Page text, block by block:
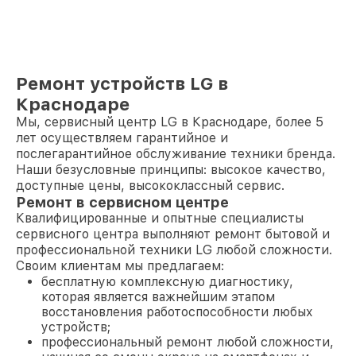
Ремонт устройств LG в
Краснодаре
Мы, сервисный центр LG в Краснодаре, более 5
лет осуществляем гарантийное и
послегарантийное обслуживание техники бренда.
Наши безусловные принципы: высокое качество,
доступные цены, высококлассный сервис.
Ремонт в сервисном центре
Квалифицированные и опытные специалисты
сервисного центра выполняют ремонт бытовой и
профессиональной техники LG любой сложности.
Своим клиентам мы предлагаем:
бесплатную комплексную диагностику,
которая является важнейшим этапом
восстановления работоспособности любых
устройств;
профессиональный ремонт любой сложности,